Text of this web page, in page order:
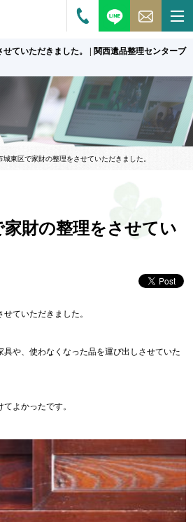
ていただきました。 | 関西遺品整理センターブ
城東区で家財の整理をさせていただきました。
家財の整理をさせてい
ていただきました。
具や、使わなくなった品を運び出しさせていた
よかったです。